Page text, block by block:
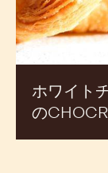
ホワイト
の
ス
タ
ー
ド
CHOCRO-